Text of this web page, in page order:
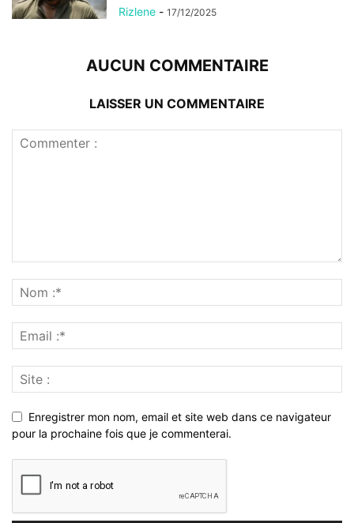
Rizlene - 17/12/2025
AUCUN COMMENTAIRE
LAISSER UN COMMENTAIRE
Enregistrer mon nom, email et site web dans ce navigateur
pour la prochaine fois que je commenterai.